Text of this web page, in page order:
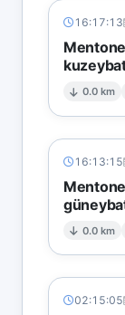
16:17:13
0.0 km
16:13:15
0.0 km
02:15:05